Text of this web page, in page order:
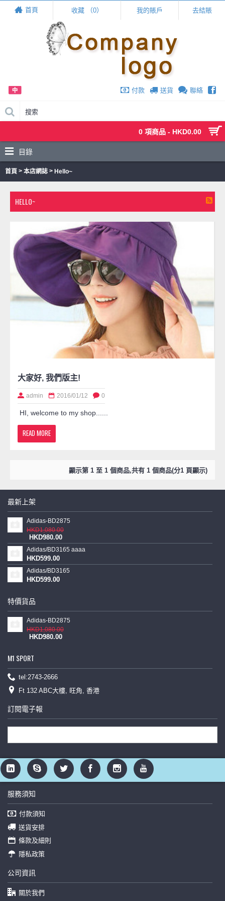
首頁 收藏 （0） 我的賬戶 去結賬
付款 送貨 聯絡
0 項商品 - HKD0.00
目錄
首頁 > 本店網誌 > Hello~
HELLO~
大家好, 我們版主!
admin 2016/01/12 0
HI, welcome to my shop......
READ MORE
顯示第 1 至 1 個商品,共有 1 個商品(分1 頁顯示)
最新上架
Adidas-BD2875
HKD1,080.00
HKD980.00
Adidas/BD3165 aaaa
HKD599.00
Adidas/BD3165
HKD599.00
特價貨品
Adidas-BD2875
HKD1,080.00
HKD980.00
M1 SPORT
tel:2743-2666
Ft 132 ABC大樓, 旺角, 香港
訂閱電子報
服務須知
付款須知
送貨安排
條款及細則
隱私政策
公司資訊
關於我們
Live Chat